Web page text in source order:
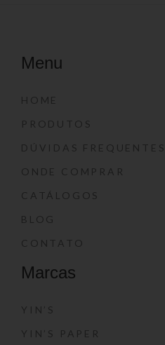
Menu
HOME
PRODUTOS
DÚVIDAS FREQUENTES
ONDE COMPRAR
CATÁLOGOS
BLOG
CONTATO
Marcas
YIN’S
YIN’S PAPER